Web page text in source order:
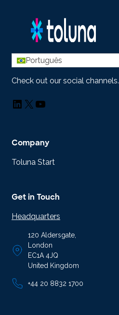
Português
Check out our social channels.
LinkedIn
X YouTube
Company
Toluna Start
Get in Touch
Headquarters
120 Aldersgate,
London
EC1A 4JQ
United Kingdom
+44 20 8832 1700